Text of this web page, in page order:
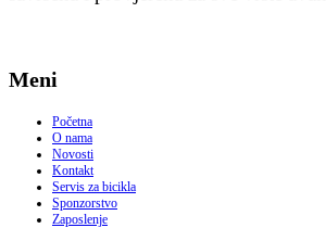
Meni
Početna
O nama
Novosti
Kontakt
Servis za bicikla
Sponzorstvo
Zaposlenje